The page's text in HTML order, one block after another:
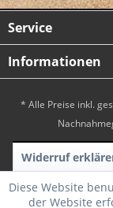
Service
Informationen
* Alle Preise inkl.
Widerruf
Diese Website
der Website